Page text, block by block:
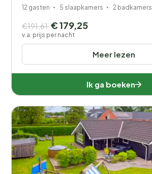
12 gasten 5 slaapkamers 2 badkamers
Meer lezen
€191,61 € 179,25
v.a. prijs per nacht
Ik ga boeken